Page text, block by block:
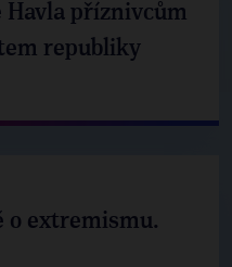
Havla příznivcům
republiky
o extremismu.